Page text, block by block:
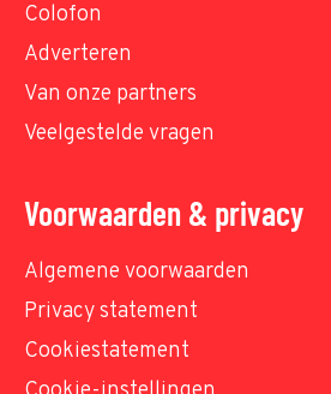
Colofon
Adverteren
Van onze partners
Veelgestelde vragen
Voorwaarden & privacy
Algemene voorwaarden
Privacy statement
Cookiestatement